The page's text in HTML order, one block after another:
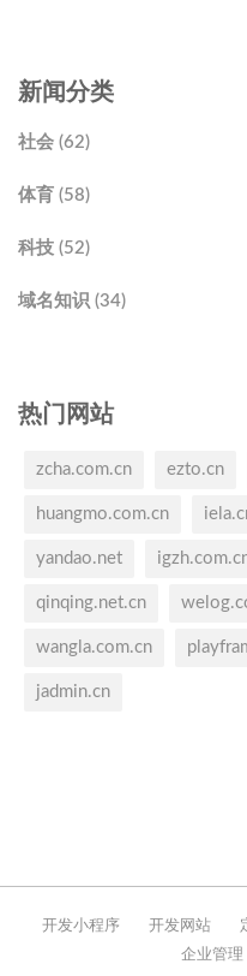
新闻分类
社会 (62)
体育 (58)
科技 (52)
域名知识 (34)
热门网站
zcha.com.cn ezto.cn
huangmo.com.cn
yandao.net
qinqing.net.cn
wangla.com.cn
jadmin.cn
开发小程序 开发网站
企业管理